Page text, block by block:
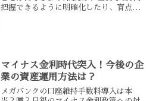
把握できるように明確化したり、盲点が
マイナス金利時代突入！今後の企
業の資産運用方法は？
メガバンクの口座維持手数料導入は本